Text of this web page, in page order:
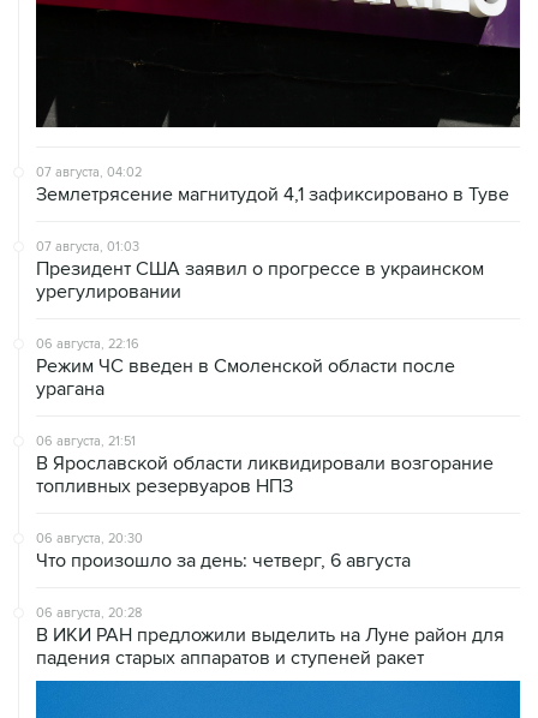
07 августа, 04:02
Землетрясение магнитудой 4,1 зафиксировано в Туве
07 августа, 01:03
Президент США заявил о прогрессе в украинском
урегулировании
06 августа, 22:16
Режим ЧС введен в Смоленской области после
урагана
06 августа, 21:51
В Ярославской области ликвидировали возгорание
топливных резервуаров НПЗ
06 августа, 20:30
Что произошло за день: четверг, 6 августа
06 августа, 20:28
В ИКИ РАН предложили выделить на Луне район для
падения старых аппаратов и ступеней ракет